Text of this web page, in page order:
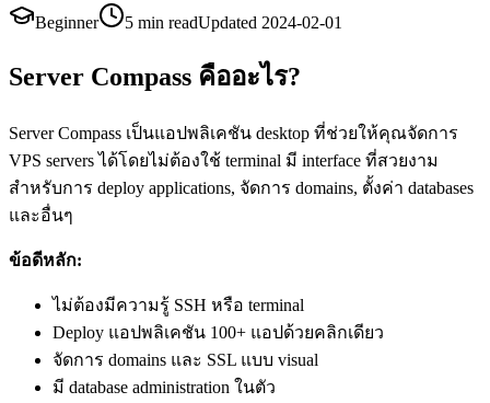
Beginner 5 min readUpdated 2024-02-01
Server Compass คืออะไร?
Server Compass เป็นแอปพลิเคชัน desktop ที่ช่วยให้คุณจัดการ
VPS servers ได้โดยไม่ต้องใช้ terminal มี interface ที่สวยงาม
สำหรับการ deploy applications, จัดการ domains, ตั้งค่า databases
และอื่นๆ
ข้อดีหลัก:
ไม่ต้องมีความรู้ SSH หรือ terminal
Deploy แอปพลิเคชัน 100+ แอปด้วยคลิกเดียว
จัดการ domains และ SSL แบบ visual
มี database administration ในตัว